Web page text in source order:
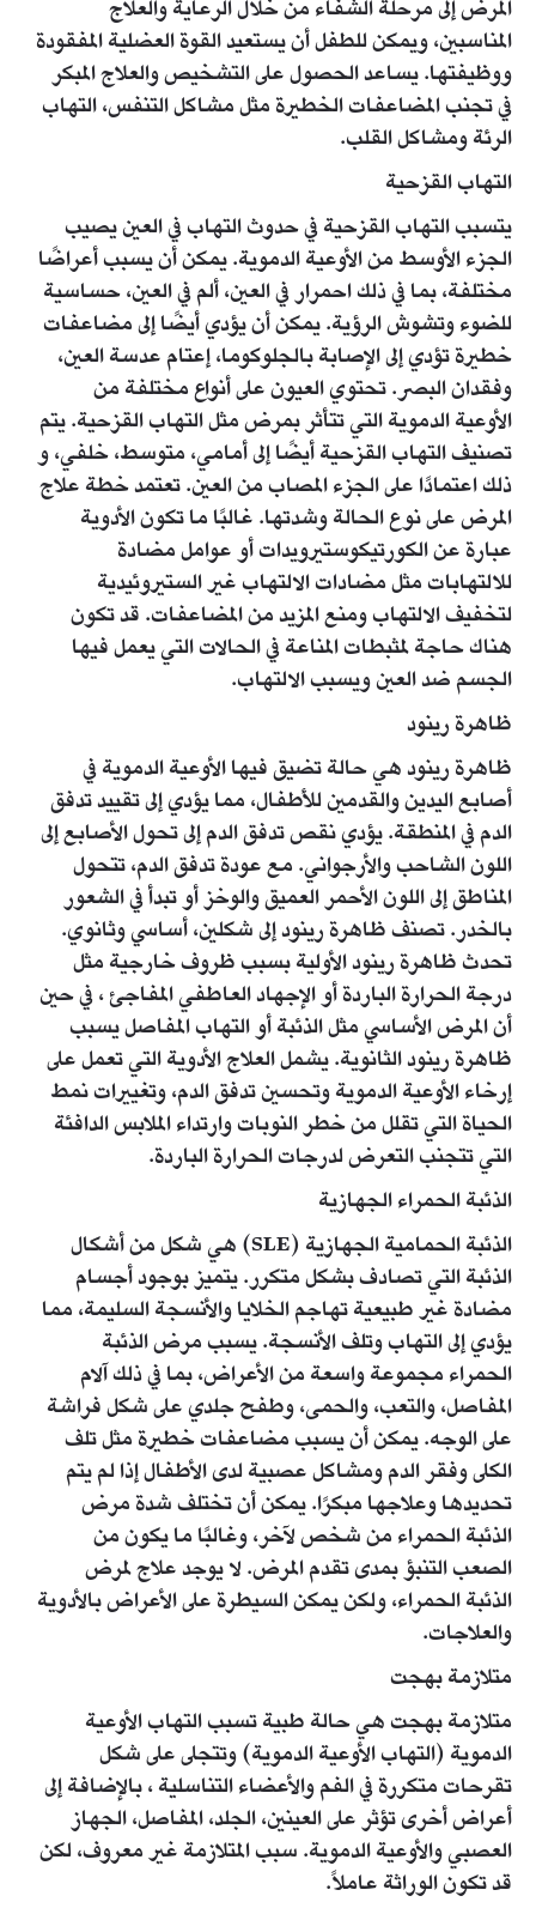
المرض إلى مرحلة الشفاء من خلال الرعاية والعلاج
المناسبين، ويمكن للطفل أن يستعيد القوة العضلية المفقودة
ووظيفتها. يساعد الحصول على التشخيص والعلاج المبكر
في تجنب المضاعفات الخطيرة مثل مشاكل التنفس، التهاب
الرئة ومشاكل القلب.
التهاب القزحية
يتسبب التهاب القزحية في حدوث التهاب في العين يصيب
الجزء الأوسط من الأوعية الدموية. يمكن أن يسبب أعراضًا
مختلفة، بما في ذلك احمرار في العين، ألم في العين، حساسية
للضوء وتشوش الرؤية. يمكن أن يؤدي أيضًا إلى مضاعفات
خطيرة تؤدي إلى الإصابة بالجلوكوما، إعتام عدسة العين،
وفقدان البصر. تحتوي العيون على أنواع مختلفة من
الأوعية الدموية التي تتأثر بمرض مثل التهاب القزحية. يتم
تصنيف التهاب القزحية أيضًا إلى أمامي، متوسط، خلفي، و
ذلك اعتمادًا على الجزء المصاب من العين. تعتمد خطة علاج
المرض على نوع الحالة وشدتها. غالبًا ما تكون الأدوية
عبارة عن الكورتيكوستيرويدات أو عوامل مضادة
للالتهابات مثل مضادات الالتهاب غير الستيروئيدية
لتخفيف الالتهاب ومنع المزيد من المضاعفات. قد تكون
هناك حاجة لمثبطات المناعة في الحالات التي يعمل فيها
الجسم ضد العين ويسبب الالتهاب.
ظاهرة رينود
ظاهرة رينود هي حالة تضيق فيها الأوعية الدموية في
أصابع اليدين والقدمين للأطفال، مما يؤدي إلى تقييد تدفق
الدم في المنطقة. يؤدي نقص تدفق الدم إلى تحول الأصابع إلى
اللون الشاحب والأرجواني. مع عودة تدفق الدم، تتحول
المناطق إلى اللون الأحمر العميق والوخز أو تبدأ في الشعور
بالخدر. تصنف ظاهرة رينود إلى شكلين، أساسي وثانوي.
تحدث ظاهرة رينود الأولية بسبب ظروف خارجية مثل
درجة الحرارة الباردة أو الإجهاد العاطفي المفاجئ ، في حين
أن المرض الأساسي مثل الذئبة أو التهاب المفاصل يسبب
ظاهرة رينود الثانوية. يشمل العلاج الأدوية التي تعمل على
إرخاء الأوعية الدموية وتحسين تدفق الدم، وتغييرات نمط
الحياة التي تقلل من خطر النوبات وارتداء الملابس الدافئة
التي تتجنب التعرض لدرجات الحرارة الباردة.
الذئبة الحمراء الجهازية
الذئبة الحمامية الجهازية (SLE) هي شكل من أشكال
الذئبة التي تصادف بشكل متكرر. يتميز بوجود أجسام
مضادة غير طبيعية تهاجم الخلايا والأنسجة السليمة، مما
يؤدي إلى التهاب وتلف الأنسجة. يسبب مرض الذئبة
الحمراء مجموعة واسعة من الأعراض، بما في ذلك آلام
المفاصل، والتعب، والحمى، وطفح جلدي على شكل فراشة
على الوجه. يمكن أن يسبب مضاعفات خطيرة مثل تلف
الكلى وفقر الدم ومشاكل عصبية لدى الأطفال إذا لم يتم
تحديدها وعلاجها مبكرًا. يمكن أن تختلف شدة مرض
الذئبة الحمراء من شخص لآخر، وغالبًا ما يكون من
الصعب التنبؤ بمدى تقدم المرض. لا يوجد علاج لمرض
الذئبة الحمراء، ولكن يمكن السيطرة على الأعراض بالأدوية
والعلاجات.
متلازمة بهجت
متلازمة بهجت هي حالة طبية تسبب التهاب الأوعية
الدموية (التهاب الأوعية الدموية) وتتجلى على شكل
تقرحات متكررة في الفم والأعضاء التناسلية ، بالإضافة إلى
أعراض أخرى تؤثر على العينين، الجلد، المفاصل، الجهاز
العصبي والأوعية الدموية. سبب المتلازمة غير معروف، لكن
قد تكون الوراثة عاملاً.